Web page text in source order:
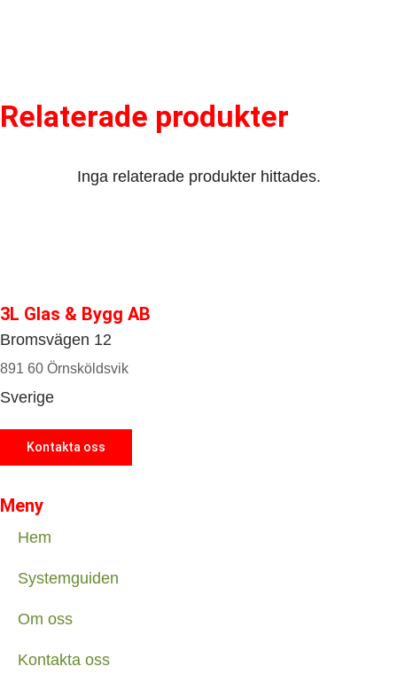
Relaterade produkter
Inga relaterade produkter hittades.
3L Glas & Bygg AB
Bromsvägen 12
891 60 Örnsköldsvik
Sverige
Kontakta oss
Meny
Hem
Systemguiden
Om oss
Kontakta oss